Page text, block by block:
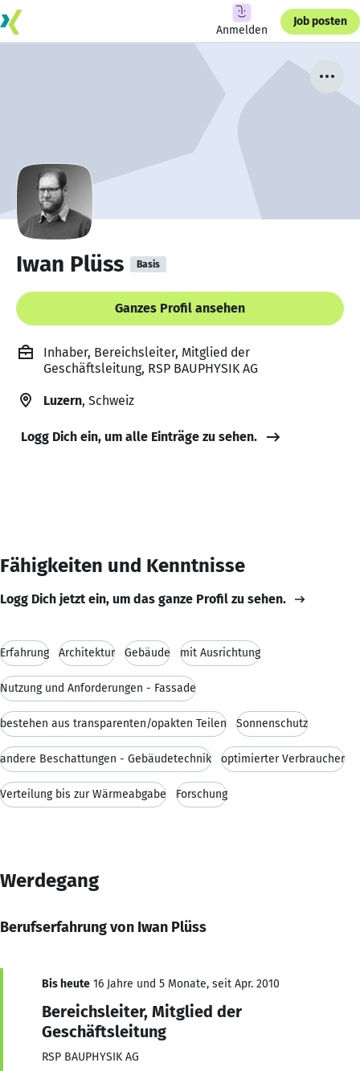
Anmelden
Job posten
Iwan Plüss Basis
Ganzes Profil ansehen
Inhaber, Bereichsleiter, Mitglied der
Geschäftsleitung, RSP BAUPHYSIK AG
Luzern, Schweiz
Logg Dich ein, um alle Einträge zu sehen.
Fähigkeiten und Kenntnisse
Logg Dich jetzt ein, um das ganze Profil zu sehen.
Erfahrung Architektur Gebäude mit Ausrichtung
Nutzung und Anforderungen - Fassade
bestehen aus transparenten/opakten Teilen Sonnenschutz
andere Beschattungen - Gebäudetechnik optimierter Verbraucher
Verteilung bis zur Wärmeabgabe Forschung
Werdegang
Berufserfahrung von Iwan Plüss
Bis heute 16 Jahre und 5 Monate, seit Apr. 2010
Bereichsleiter, Mitglied der
Geschäftsleitung
RSP BAUPHYSIK AG